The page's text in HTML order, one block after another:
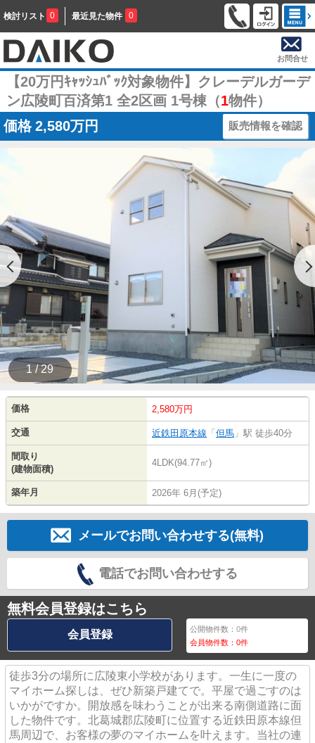
検討リスト 0 最近見た物件 0
お問合せ
【20万円ｷｬｯｼｭﾊﾞｯｸ対象物件】クレーデルガーデ
ン広陵町百済第1 全2区画 1号棟（1物件）
価格 2,580万円 販売情報を確認
1 / 29
価格 2,580万円
交通 近鉄田原本線 「 但馬 」駅 徒歩40分
間取り
(建物面積)
4LDK(94.77㎡)
築年月 2026年 6月(予定)
メールでお問い合わせする(無料)
電話でお問い合わせする
無料会員登録はこちら
会員登録 公開物件数：0件
会員物件数：0件
徒歩3分の場所に広陵東小学校があります。一生に一度の
マイホーム探しは、ぜひ新築戸建てで。平屋で過ごすのは
いかがですか。開放感を味わうことが出来る南側道路に面
した物件です。北葛城郡広陵町に位置する近鉄田原本線但
馬周辺で、お客様の夢のマイホームを叶えます。当社の連